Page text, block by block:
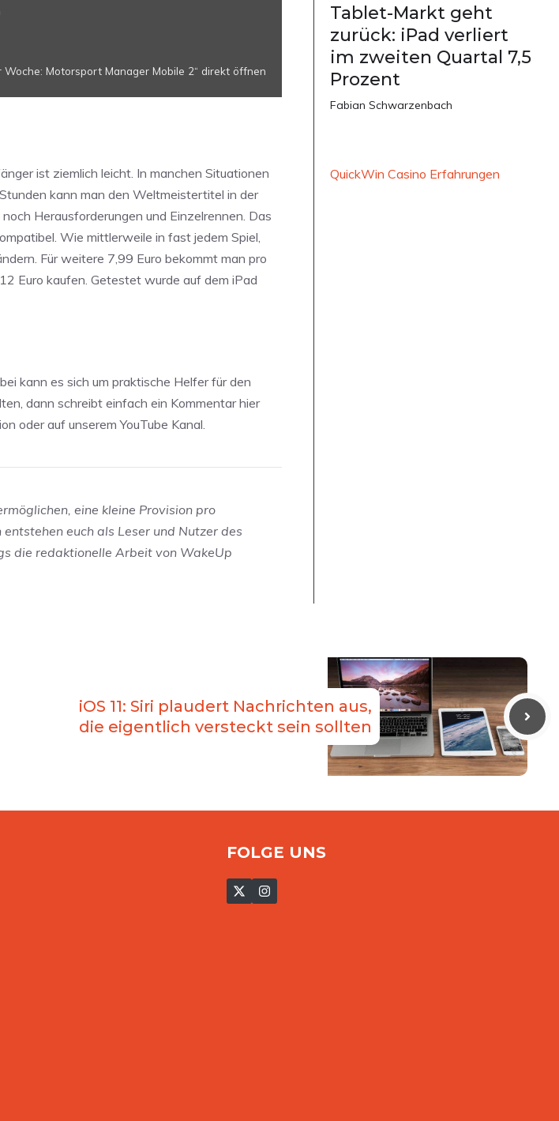
Motorsport Manager Mobile 2“ direkt öffnen
ist ziemlich leicht. In manchen Situationen
kann man den Weltmeistertitel in der
Herausforderungen und Einzelrennen. Das
Wie mittlerweile in fast jedem Spiel,
Für weitere 7,99 Euro bekommt man pro
Euro kaufen. Getestet wurde auf dem iPad
kann es sich um praktische Helfer für den
dann schreibt einfach ein Kommentar hier
oder auf unserem YouTube Kanal.
eine kleine Provision pro
euch als Leser und Nutzer des
die redaktionelle Arbeit von WakeUp
Tablet-Markt geht
zurück: iPad verliert
im zweiten Quartal 7,5
Prozent
Fabian Schwarzenbach
QuickWin Casino Erfahrungen
iOS 11: Siri plaudert Nachrichten aus,
die eigentlich versteckt sein sollten
FOLGE UNS